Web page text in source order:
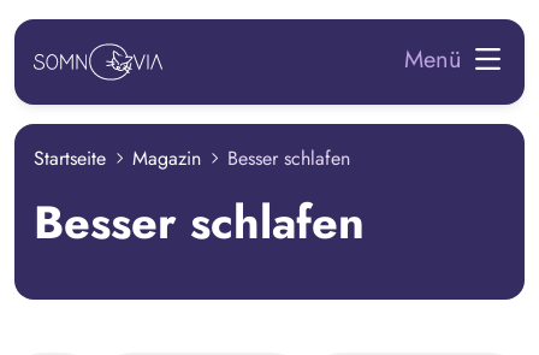
zum Hauptinhalt springen
Menü
Startseite Magazin Besser schlafen
Besser schlafen